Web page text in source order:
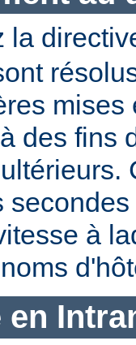
la
mises
des fins
à
en